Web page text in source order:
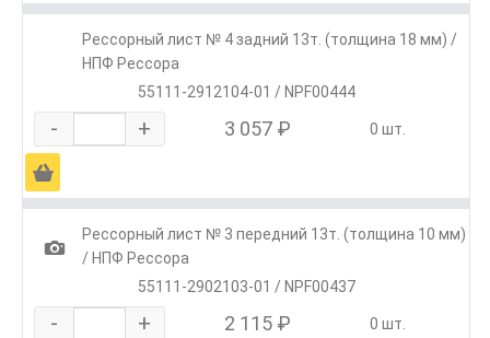
Рессорный лист № 4 задний 13т. (толщина 18 мм) /
НПФ Рессора
55111-2912104-01 / NPF00444
- + 3 057 ₽ 0 шт.
Ä
1
Рессорный лист № 3 передний 13т. (толщина 10 мм)
/ НПФ Рессора
55111-2902103-01 / NPF00437
- + 2 115 ₽ 0 шт.